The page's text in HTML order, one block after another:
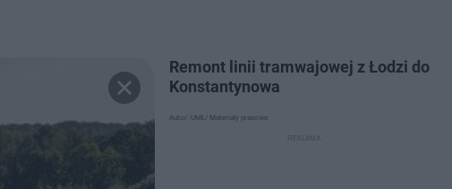
Remont linii tramwajowej z Łodzi do
Konstantynowa
Autor: UMŁ/ Materiały prasowe